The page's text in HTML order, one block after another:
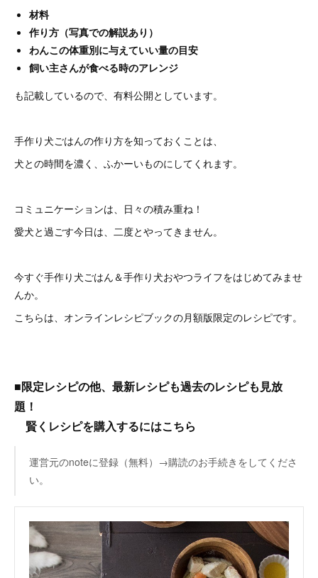
材料
作り方（写真での解説あり）
わんこの体重別に与えていい量の目安
飼い主さんが食べる時のアレンジ
も記載しているので、有料公開としています。
手作り犬ごはんの作り方を知っておくことは、
犬との時間を濃く、ふかーいものにしてくれます。
コミュニケーションは、日々の積み重ね！
愛犬と過ごす今日は、二度とやってきません。
今すぐ手作り犬ごはん＆手作り犬おやつライフをはじめてみませ
んか。
こちらは、オンラインレシピブックの月額版限定のレシピです。
■限定レシピの他、最新レシピも過去のレシピも見放
題！
賢くレシピを購入するにはこちら
運営元のnoteに登録（無料）→購読のお手続きをしてくださ
い。